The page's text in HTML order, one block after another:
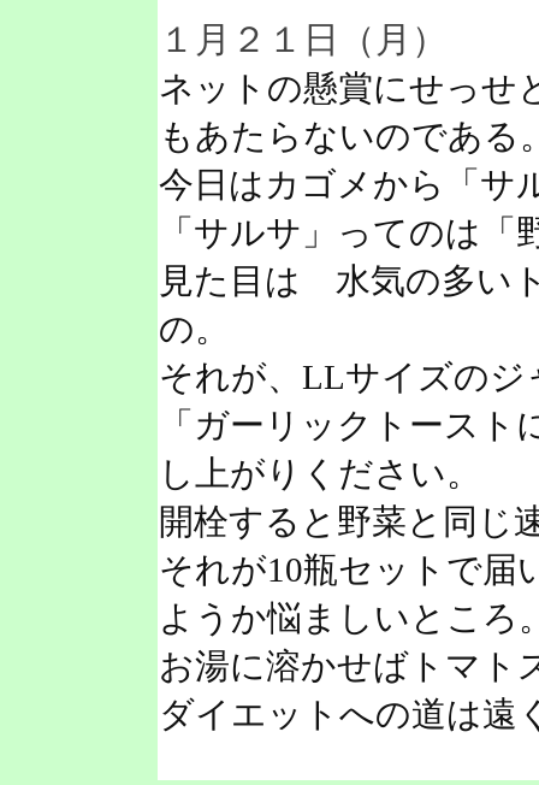
１月２１日（月）
ネットの懸賞にせっせ
もあたらないのである
今日はカゴメから「サ
「サルサ」ってのは
見た目は 水気の多い
の。
それが、LLサイズの
「ガーリックトース
し上がりください。
開栓すると野菜と同じ
それが10瓶セットで届
ようか悩ましいところ
お湯に溶かせばトマト
ダイエットへの道は遠